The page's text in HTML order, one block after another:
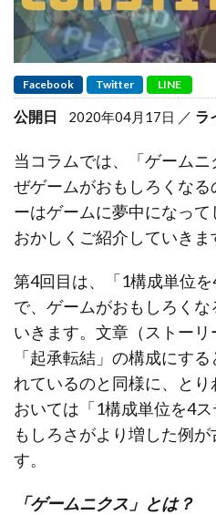
Facebook Twitter LINE
公開日 2020年04月17日 ラ
当コラムでは、「ゲーム
ぜゲームがおもしろくな
ーはゲームに夢中になっ
おかしくご紹介していきま
第4回目は、「1構成単位
で、ゲームがおもしろく
いきます。文章（ストーリ
「起承転結」の構成にす
れているのと同様に、と
おいては「1構成単位を4
もしろさがより増した例
す。
「ゲームニクス」とは？